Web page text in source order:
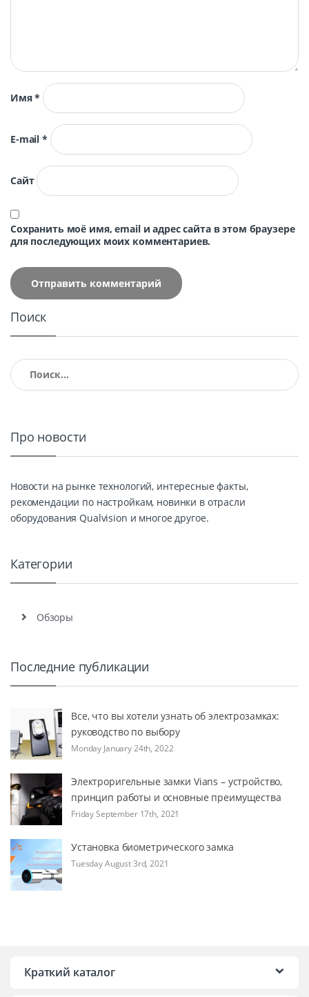
Имя*
E-mail*
Сайт
Сохранить моё имя, email и адрес сайта в этом браузере
для последующих моих комментариев.
Поиск
Найти:
Про новости
Новости на рынке технологий, интересные факты,
рекомендации по настройкам, новинки в отрасли
оборудования Qualvision и многое другое.
Категории
Обзоры
Последние публикации
Все, что вы хотели узнать об электрозамках:
руководство по выбору
Monday January 24th, 2022
Электроригельные замки Vians – устройство,
принцип работы и основные преимущества
Friday September 17th, 2021
Установка биометрического замка
Tuesday August 3rd, 2021
Краткий каталог